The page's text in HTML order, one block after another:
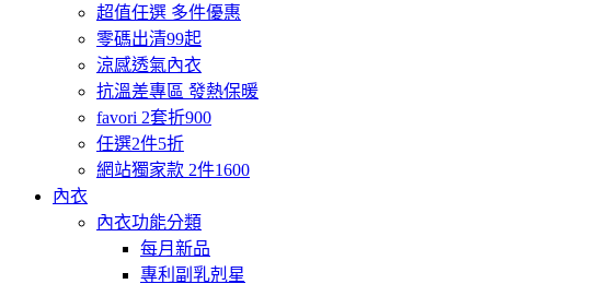
超值任選 多件優惠
零碼出清99起
涼感透氣內衣
抗溫差專區 發熱保暖
favori 2套折900
任選2件5折
網站獨家款 2件1600
內衣
內衣功能分類
每月新品
專利副乳剋星